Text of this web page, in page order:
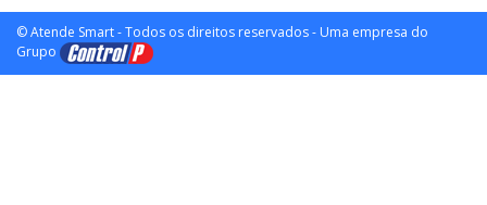
© Atende Smart - Todos os direitos reservados - Uma empresa do
Grupo